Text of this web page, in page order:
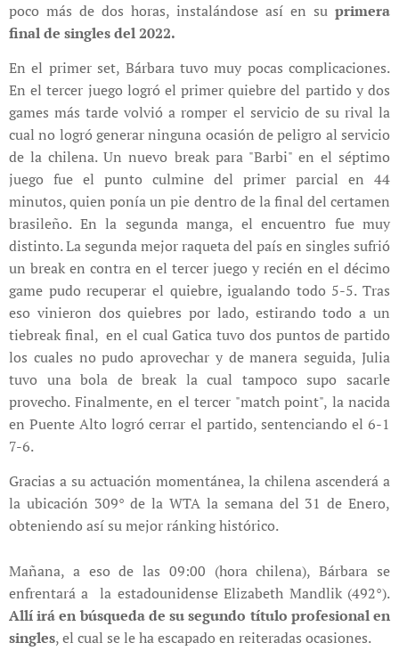
poco más de dos horas, instalándose así en su primera
final de singles del 2022.
En el primer set, Bárbara tuvo muy pocas complicaciones.
En el tercer juego logró el primer quiebre del partido y dos
games más tarde volvió a romper el servicio de su rival la
cual no logró generar ninguna ocasión de peligro al servicio
de la chilena. Un nuevo break para "Barbi" en el séptimo
juego fue el punto culmine del primer parcial en 44
minutos, quien ponía un pie dentro de la final del certamen
brasileño. En la segunda manga, el encuentro fue muy
distinto. La segunda mejor raqueta del país en singles sufrió
un break en contra en el tercer juego y recién en el décimo
game pudo recuperar el quiebre, igualando todo 5-5. Tras
eso vinieron dos quiebres por lado, estirando todo a un
tiebreak final, en el cual Gatica tuvo dos puntos de partido
los cuales no pudo aprovechar y de manera seguida, Julia
tuvo una bola de break la cual tampoco supo sacarle
provecho. Finalmente, en el tercer "match point", la nacida
en Puente Alto logró cerrar el partido, sentenciando el 6-1
7-6.
Gracias a su actuación momentánea, la chilena ascenderá a
la ubicación 309° de la WTA la semana del 31 de Enero,
obteniendo así su mejor ránking histórico.
Mañana, a eso de las 09:00 (hora chilena), Bárbara se
enfrentará a la estadounidense Elizabeth Mandlik (492°).
Allí irá en búsqueda de su segundo título profesional en
singles, el cual se le ha escapado en reiteradas ocasiones.